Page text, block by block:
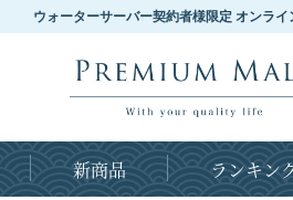
ウォーターサーバー契約者様限定 オンライ
新商品 ランキン